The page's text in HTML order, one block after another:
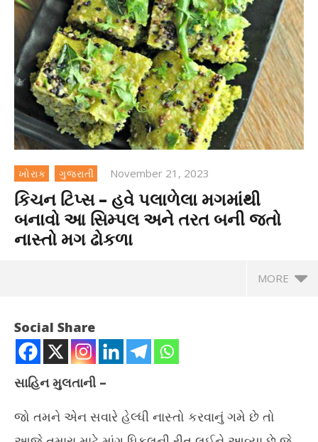
ખોરાક ગુજરાતી November 21, 2023
કિચન ટિપ્સ – હવે પલાળેલા મગમાંથી
બનાવો આ સિમ્પલ અને તરત બની જતો
નાસ્તો મગ ઢોકળા
MORE
Social Share
સાહિન મુલતાની –
જો તમને એન સવારે હેલ્ધી નાસ્તો કરવાનું ગમે છે તો